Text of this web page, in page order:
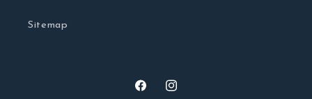
Sitemap
FacebookInstagram